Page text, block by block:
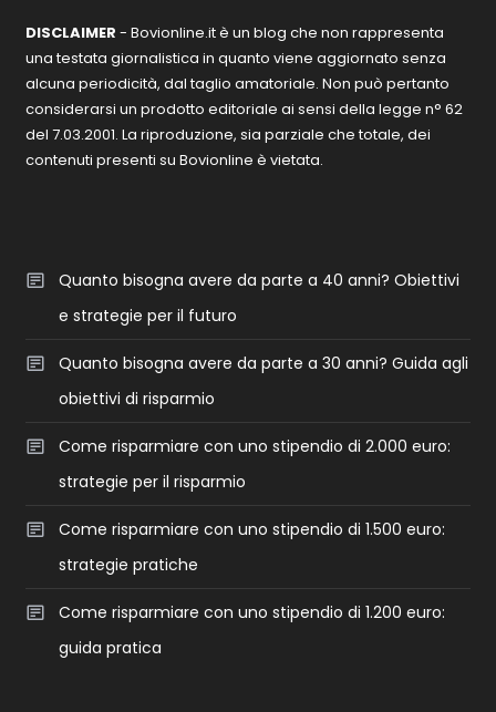
DISCLAIMER - Bovionline.it è un blog che non rappresenta
una testata giornalistica in quanto viene aggiornato senza
alcuna periodicità, dal taglio amatoriale. Non può pertanto
considerarsi un prodotto editoriale ai sensi della legge n° 62
del 7.03.2001. La riproduzione, sia parziale che totale, dei
contenuti presenti su Bovionline è vietata.
Quanto bisogna avere da parte a 40 anni? Obiettivi
e strategie per il futuro
Quanto bisogna avere da parte a 30 anni? Guida agli
obiettivi di risparmio
Come risparmiare con uno stipendio di 2.000 euro:
strategie per il risparmio
Come risparmiare con uno stipendio di 1.500 euro:
strategie pratiche
Come risparmiare con uno stipendio di 1.200 euro:
guida pratica